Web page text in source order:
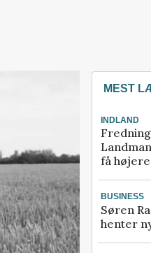
MEST
INDLAND
få
BUSINESS
Søren
henter